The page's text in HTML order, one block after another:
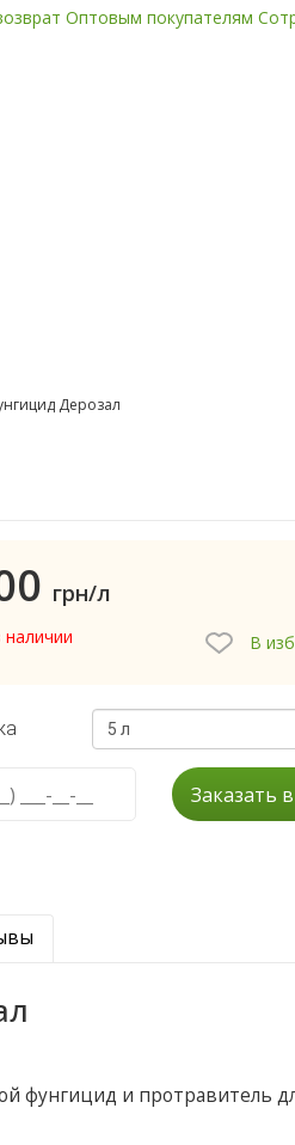
Оптовым покупателям
Дерозал
грн/л
наличии В
5 л
Заказать
фунгицид и протравитель